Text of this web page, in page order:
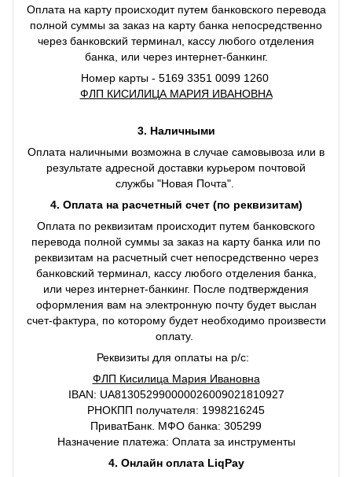
Оплата на карту происходит путем банковского перевода
полной суммы за заказ на карту банка непосредственно
через банковский терминал, кассу любого отделения
банка, или через интернет-банкинг.
Номер карты - 5169 3351 0099 1260
ФЛП КИСИЛИЦА МАРИЯ ИВАНОВНА
3. Наличными
Оплата наличными возможна в случае самовывоза или в
результате адресной доставки курьером почтовой
службы "Новая Почта".
4. Оплата на расчетный счет (по реквизитам)
Оплата по реквизитам происходит путем банковского
перевода полной суммы за заказ на карту банка или по
реквизитам на расчетный счет непосредственно через
банковский терминал, кассу любого отделения банка,
или через интернет-банкинг. После подтверждения
оформления вам на электронную почту будет выслан
счет-фактура, по которому будет необходимо произвести
оплату.
Реквизиты для оплаты на р/с:
ФЛП Кисилица Мария Ивановна
IBAN: UA813052990000026009021810927
РНОКПП получателя: 1998216245
ПриватБанк. МФО банка: 305299
Назначение платежа: Оплата за инструменты
4. Онлайн оплата LiqPay